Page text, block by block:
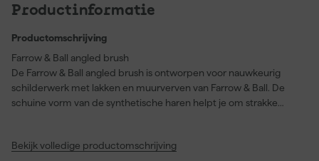
Productinformatie
Productomschrijving
Farrow & Ball angled brush
De Farrow & Ball angled brush is ontworpen voor nauwkeurig
schilderwerk met lakken en muurverven van Farrow & Ball. De
schuine vorm van de synthetische haren helpt je om strakke
en voorkom je strepen of aanzetten. De haren behouden hun
Bekijk volledige productomschrijving